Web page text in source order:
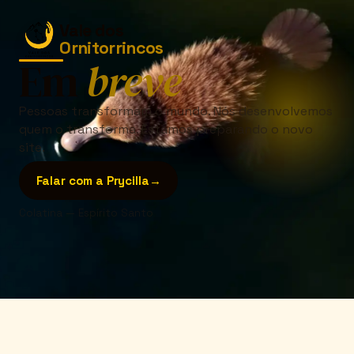
Ornitorrincos
Em breve
Pessoas transformam o mundo. Nós desenvolvemos
quem o transforma. Estamos preparando o novo
site.
Falar com a Prycilla →